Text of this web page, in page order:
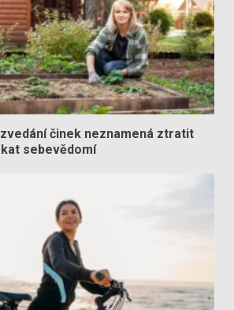
činek neznamená ztratit
sebevědomí